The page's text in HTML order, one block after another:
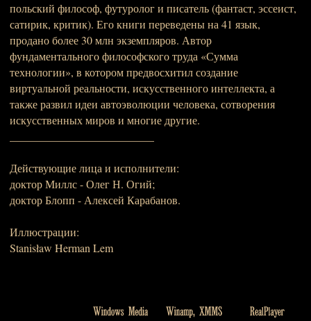
польский философ, футуролог и писатель (фантаст, эссеист,
сатирик, критик). Его книги переведены на 41 язык,
продано более 30 млн экземпляров. Автор
фундаментального философского труда «Сумма
технологии», в котором предвосхитил создание
виртуальной реальности, искусственного интеллекта, а
также развил идеи автоэволюции человека, сотворения
искусственных миров и многие другие.
Действующие лица и исполнители:
доктор Миллс - Олег Н. Огий;
доктор Блопп - Алексей Карабанов.
Иллюстрации:
Stanisław Herman Lem